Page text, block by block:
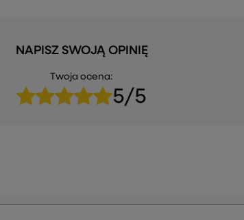
NAPISZ SWOJĄ OPINIĘ
Twoja ocena:
5/5